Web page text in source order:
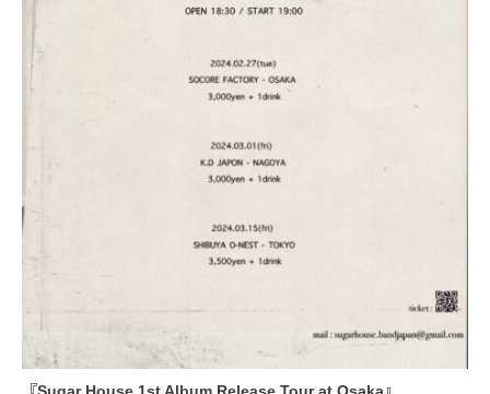
『Sugar House 1st Album Release Tour at Osaka』